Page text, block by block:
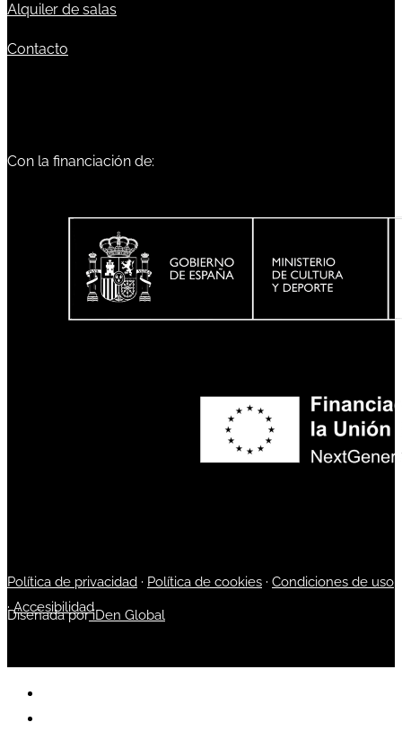
Alquiler de salas
Contacto
Con la financiación de:
Política de privacidad · Política de cookies · Condiciones de uso
·Accesibilidad
Diseñada poriDen Global